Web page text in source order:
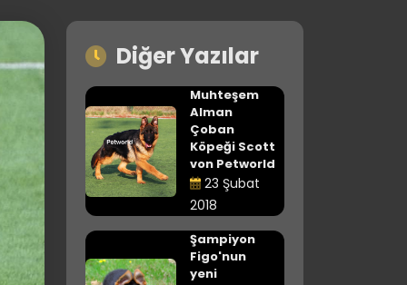
Diğer Yazılar
Muhteşem
Alman
Çoban
Köpeği Scott
von Petworld
23 Şubat
2018
Şampiyon
Figo'nun
yeni